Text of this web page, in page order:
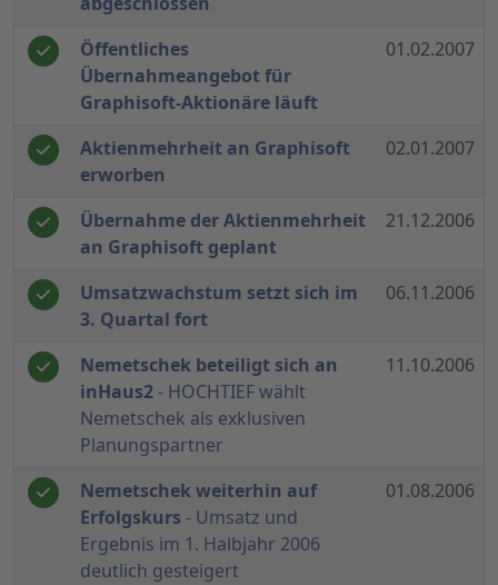
Öffentliches
Übernahmeangebot für
Graphisoft-Aktionäre läuft
01.02.2007
Aktienmehrheit an Graphisoft
erworben
02.01.2007
Übernahme der Aktienmehrheit
an Graphisoft geplant
21.12.2006
Umsatzwachstum setzt sich im
3. Quartal fort
06.11.2006
Nemetschek beteiligt sich an
inHaus2- HOCHTIEF wählt
Nemetschek als exklusiven
Planungspartner
11.10.2006
Nemetschek weiterhin auf
Erfolgskurs - Umsatz und
Ergebnis im 1. Halbjahr 2006
deutlich gesteigert
01.08.2006